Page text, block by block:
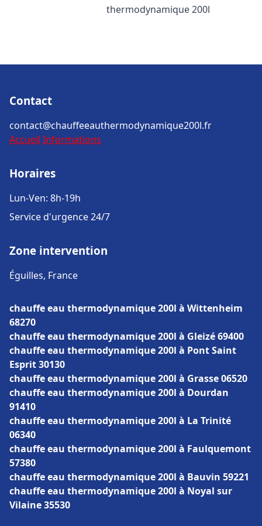
thermodynamique 200l
Contact
contact@chauffeeauthermodynamique200l.fr
Accueil Informations
Horaires
Lun-Ven: 8h-19h
Service d'urgence 24/7
Zone intervention
Éguilles, France
chauffe eau thermodynamique 200l à Wittenheim
68270
chauffe eau thermodynamique 200l à Gleizé 69400
chauffe eau thermodynamique 200l à Pont Saint
Esprit 30130
chauffe eau thermodynamique 200l à Grasse 06520
chauffe eau thermodynamique 200l à Dourdan
91410
chauffe eau thermodynamique 200l à La Trinité
06340
chauffe eau thermodynamique 200l à Faulquemont
57380
chauffe eau thermodynamique 200l à Bauvin 59221
chauffe eau thermodynamique 200l à Noyal sur
Vilaine 35530